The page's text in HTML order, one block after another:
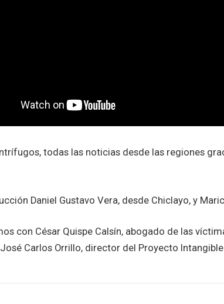
todas las noticias desde las regiones
Daniel Gustavo Vera, desde Chiclayo, y
con César Quispe Calsín, abogado de las
José Carlos Orrillo, director del Proyecto